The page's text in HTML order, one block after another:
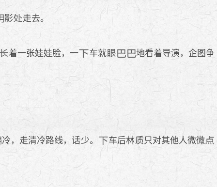
影 走去。
着一张娃娃脸，一 车就 地看着导演，企图争
，走清冷路线，话少。 车后林质只对其他人微微